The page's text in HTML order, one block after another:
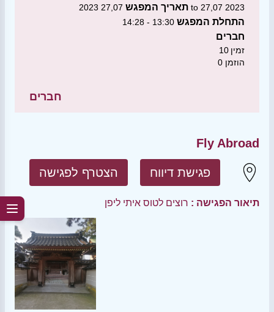
תאריך המפגש 27,07 2023 to 27,07 2023
התחלת המפגש 13:30 - 14:28
חברים
10 זמין
0 הוזמן
חברים
Fly Abroad
הצטרף לפגישה פגישת דיווח
תיאור הפגישה : רוצים לטוס איתי ליפן